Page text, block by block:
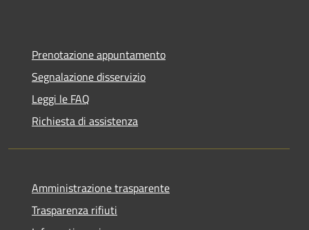
Prenotazione appuntamento
Segnalazione disservizio
Leggi le FAQ
Richiesta di assistenza
Amministrazione trasparente
Trasparenza rifiuti